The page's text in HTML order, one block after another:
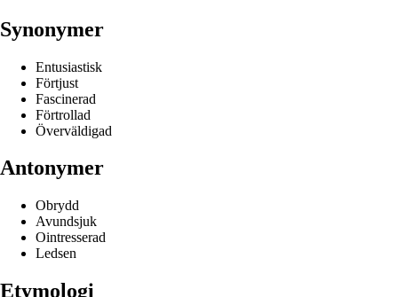
Synonymer
Entusiastisk
Förtjust
Fascinerad
Förtrollad
Överväldigad
Antonymer
Obrydd
Avundsjuk
Ointresserad
Ledsen
Etymologi